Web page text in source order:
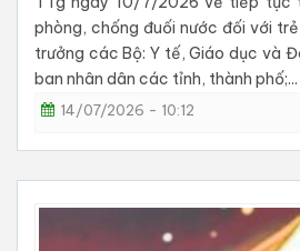
phòng, chống đuối nước đối với
trưởng các Bộ: Y tế, Giáo dục và
ban nhân dân các tỉnh, thành phố;...
14/07/2026 - 10:12